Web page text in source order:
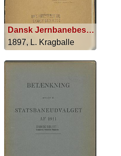
Dansk Jernbanebestyrelse
1897, L. Kragballe